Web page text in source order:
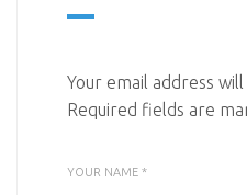
Your email address
Required fields are